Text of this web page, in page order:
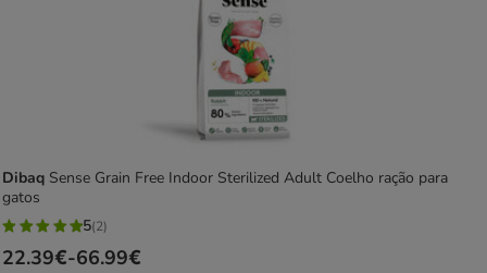
Dibaq Sense Grain Free Indoor Sterilized Adult Coelho ração para
gatos
5
estrelas
5(2)
Preço
22.39€-66.99€